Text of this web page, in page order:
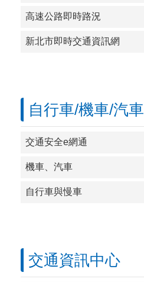
高速公路即時路況
新北市即時交通資訊網
自行車/機車/汽車
交通安全e網通
機車、汽車
自行車與慢車
交通資訊中心